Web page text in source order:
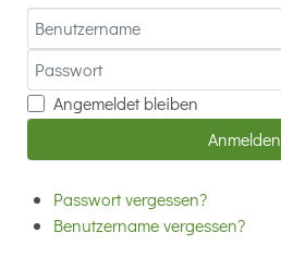
Benutzername
Passwort
Angemeldet bleiben
Anmelden
Passwort vergessen?
Benutzername vergessen?